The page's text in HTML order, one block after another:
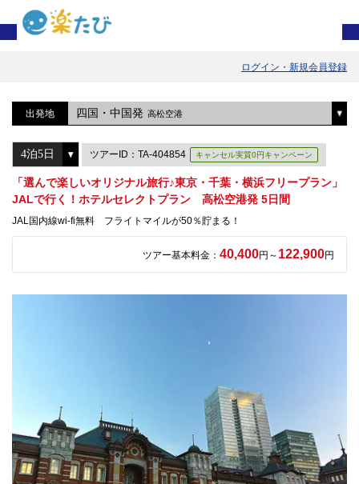
ログイン・新規会員登録
出発地 四国・中国発 高松空港
ツアーID：TA-404854 キャンセル実質0円キャンペーン
「選んで楽しいオリジナル旅行♪東京・千葉・横浜フリープラン」
JALで行く！ホテルセレクトプラン 高松空港発 5日間
JAL国内線wi-fi無料 フライトマイルが50％貯まる！
ツアー基本料金： 40,400円～ 122,900円